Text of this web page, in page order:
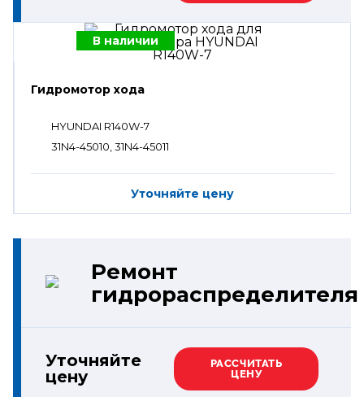
В наличии
Гидромотор хода
HYUNDAI R140W-7
31N4-45010, 31N4-45011
Уточняйте цену
Ремонт
гидрораспределителя
Уточняйте
цену
РАССЧИТАТЬ
ЦЕНУ